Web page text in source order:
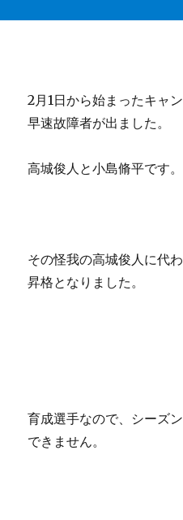
2月1日から始まったキャ
早速故障者が出ました。
高城俊人と小島脩平です。
その怪我の高城俊人に代
昇格となりました。
育成選手なので、シーズ
できません。